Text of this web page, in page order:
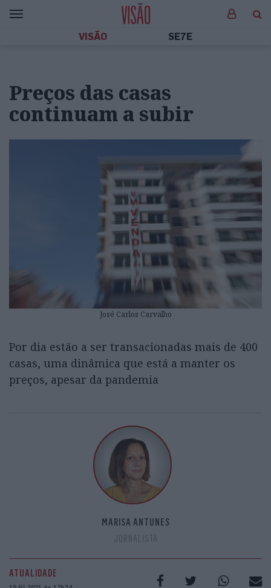
VISÃO SE7E
Preços das casas
continuam a subir
José Carlos Carvalho
Por dia estão a ser transacionadas mais de 400
casas, uma dinâmica que está a manter os
preços, apesar da pandemia
MARISA ANTUNES
JORNALISTA
ATUALIDADE